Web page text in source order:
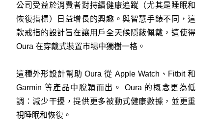
公司受益於消費者對持續健康追蹤（尤其是睡眠和
恢復指標）日益增長的興趣。與智慧手錶不同，這
款戒指的設計旨在讓用戶全天候隱蔽佩戴，這使得
Oura 在穿戴式裝置市場中獨樹一格。
這種外形設計幫助 Oura 從 Apple Watch、Fitbit 和
Garmin 等產品中脫穎而出。 Oura 的概念更為低
調：減少干擾，提供更多被動式健康數據，並更重
視睡眠和恢復。